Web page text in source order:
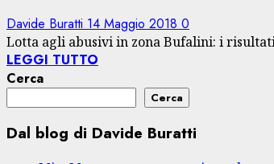
Davide Buratti 14 Maggio 2018 0
Lotta agli abusivi in zona Bufalini: i
LEGGI TUTTO
Cerca
Cerca
Dal blog di Davide Buratti